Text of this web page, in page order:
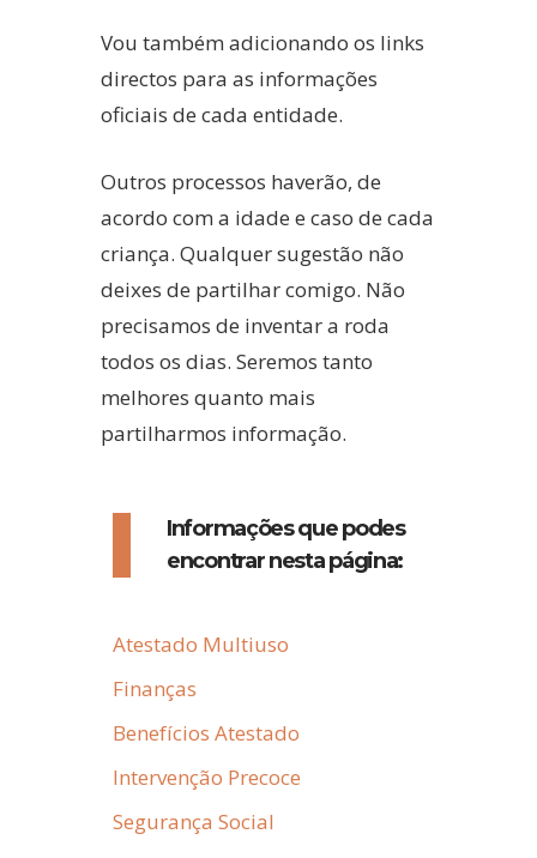
Vou também adicionando os links
directos para as informações
oficiais de cada entidade.
Outros processos haverão, de
acordo com a idade e caso de cada
criança. Qualquer sugestão não
deixes de partilhar comigo. Não
precisamos de inventar a roda
todos os dias. Seremos tanto
melhores quanto mais
partilharmos informação.
Informações que podes
encontrar nesta página:
Atestado Multiuso
Finanças
Benefícios Atestado
Intervenção Precoce
Segurança Social